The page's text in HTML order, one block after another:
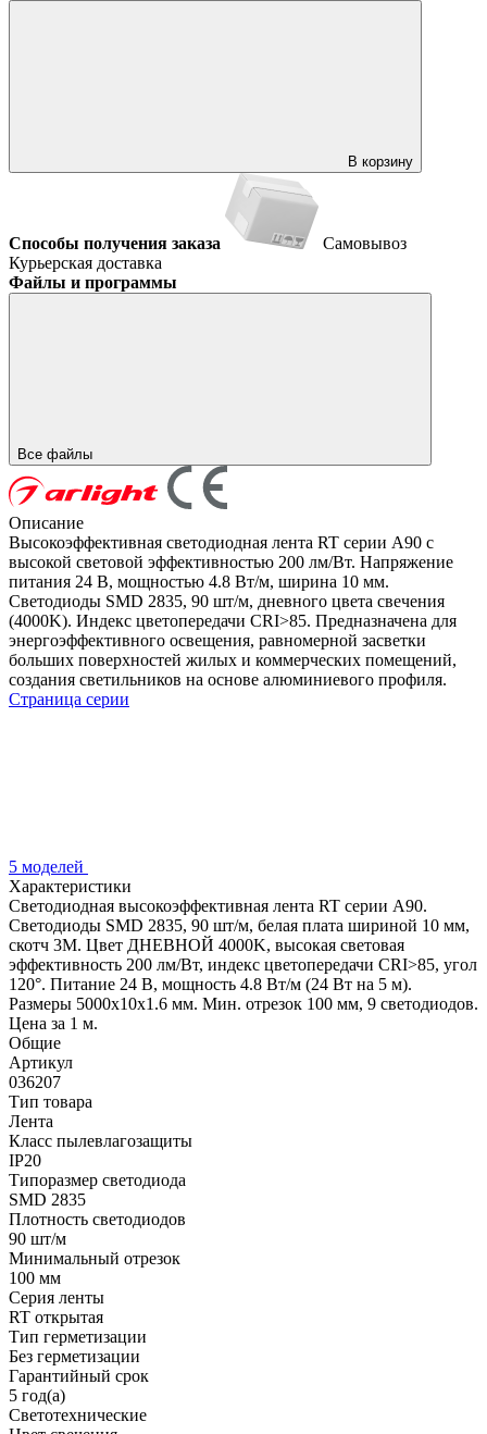
В корзину
Способы получения заказа
Самовывоз
Курьерская доставка
Файлы и программы
Все файлы
Описание
Высокоэффективная светодиодная лента RT серии A90 с
высокой световой эффективностью 200 лм/Вт. Напряжение
питания 24 В, мощностью 4.8 Вт/м, ширина 10 мм.
Светодиоды SMD 2835, 90 шт/м, дневного цвета свечения
(4000K). Индекс цветопередачи CRI>85. Предназначена для
энергоэффективного освещения, равномерной засветки
больших поверхностей жилых и коммерческих помещений,
создания светильников на основе алюминиевого профиля.
Страница серии
5 моделей
Характеристики
Светодиодная высокоэффективная лента RT серии A90.
Светодиоды SMD 2835, 90 шт/м, белая плата шириной 10 мм,
скотч 3M. Цвет ДНЕВНОЙ 4000K, высокая световая
эффективность 200 лм/Вт, индекс цветопередачи CRI>85, угол
120°. Питание 24 В, мощность 4.8 Вт/м (24 Вт на 5 м).
Размеры 5000x10x1.6 мм. Мин. отрезок 100 мм, 9 светодиодов.
Цена за 1 м.
Общие
Артикул
036207
Тип товара
Лента
Класс пылевлагозащиты
IP20
Типоразмер светодиода
SMD 2835
Плотность светодиодов
90 шт/м
Минимальный отрезок
100 мм
Серия ленты
RT открытая
Тип герметизации
Без герметизации
Гарантийный срок
5 год(а)
Светотехнические